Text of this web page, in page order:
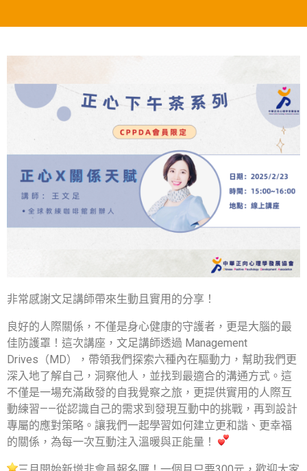
非常感謝文足講師帶來生動且實用的分享！
良好的人際關係，不僅是身心健康的守護者，更是大腦的最
佳防護罩！這次講座，文足講師透過 Management
Drives（MD），帶領我們探索六種內在驅動力，幫助我們更
深入地了解自己，洞察他人，並找到最適合的溝通方式。這
不僅是一場充滿啟發的自我覺察之旅，更提供實用的人際互
動練習——從認識自己的需求到發現互動中的挑戰，再到設計
專屬的應對策略。讓我們一起學習如何建立更和諧、更幸福
的關係，為每一次互動注入溫暖與正能量！